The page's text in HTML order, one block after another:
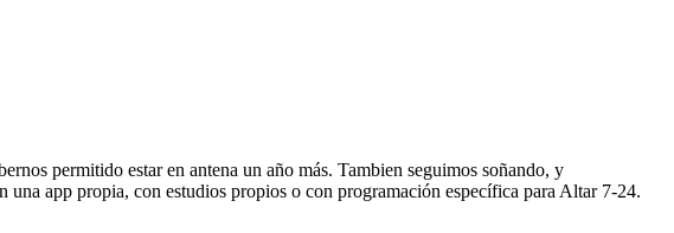
permitido estar en antena un año más. Tambien seguimos soñando, y
app propia, con estudios propios o con programación específica para Altar 7-24.